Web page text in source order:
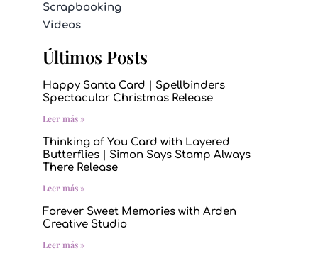
Scrapbooking
Videos
Últimos Posts
Happy Santa Card | Spellbinders
Spectacular Christmas Release
Leer más »
Thinking of You Card with Layered
Butterflies | Simon Says Stamp Always
There Release
Leer más »
Forever Sweet Memories with Arden
Creative Studio
Leer más »